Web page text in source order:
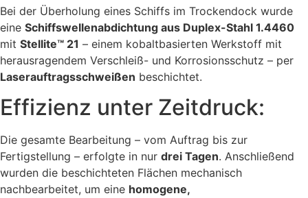
Bei der Überholung eines Schiffs im Trockendock wurde
eine Schiffswellenabdichtung aus Duplex-Stahl 1.4460
mit Stellite™ 21 – einem kobaltbasierten Werkstoff mit
herausragendem Verschleiß- und Korrosionsschutz – per
Laserauftragsschweißen beschichtet.
Effizienz unter Zeitdruck:
Die gesamte Bearbeitung – vom Auftrag bis zur
Fertigstellung – erfolgte in nur drei Tagen. Anschließend
wurden die beschichteten Flächen mechanisch
nachbearbeitet, um eine homogene,